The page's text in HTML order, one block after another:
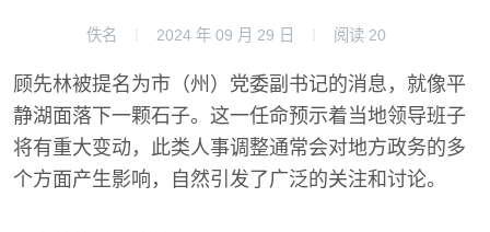
佚名 2024 年 09 月 29 日 阅读 20
顾先林被提名为市（州）党委副书记的消息，就像平
静湖面落下一颗石子。这一任命预示着当地领导班子
将有重大变动，此类人事调整通常会对地方政务的多
个方面产生影响，自然引发了广泛的关注和讨论。